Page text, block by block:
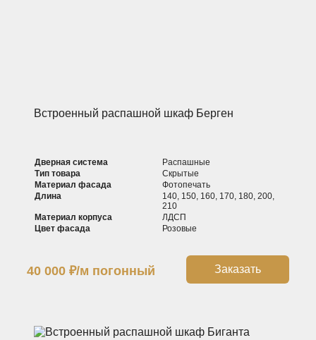
Встроенный распашной шкаф Берген
Дверная система
Распашные
Тип товара
Скрытые
Материал фасада
Фотопечать
Длина
140, 150, 160, 170, 180, 200,
210
Материал корпуса
ЛДСП
Цвет фасада
Розовые
40 000₽/м погонный Заказать